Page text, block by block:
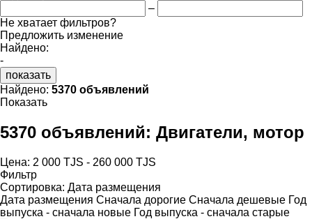
–
Не хватает фильтров?
Предложить изменение
Найдено:
-
показать
Найдено: 5370 объявлений
Показать
5370 объявлений: Двигатели, мотор
Цена: 2 000 TJS - 260 000 TJS
Фильтр
Сортировка: Дата размещения
Дата размещения Сначала дорогие Сначала дешевые Год
выпуска - сначала новые Год выпуска - сначала старые